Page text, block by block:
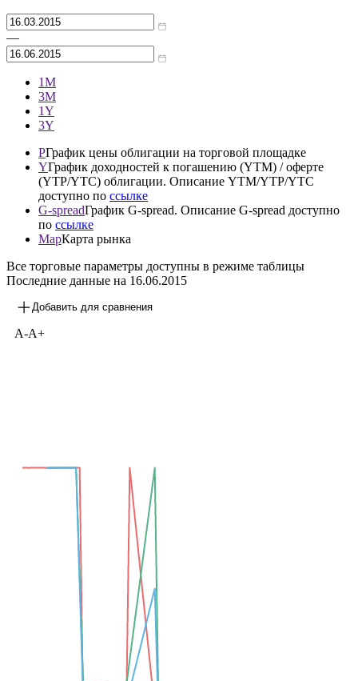
—
1М
3М
1Y
3Y
PГрафик цены облигации на торговой площадке
YГрафик доходностей к погашению (YTM) / оферте
(YTP/YTC) облигации. Описание YTM/YTP/YTC
доступно по ссылке
G-spreadГрафик G-spread. Описание G-spread доступно
по ссылке
MapКарта рынка
Все торговые параметры доступны в режиме таблицы
Последние данные на 16.06.2015
Добавить для сравнения